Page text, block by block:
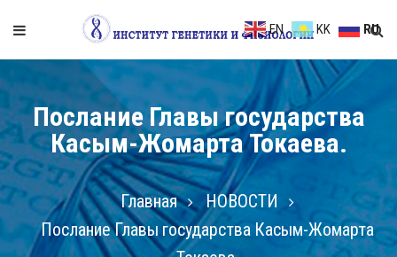
Послание Главы государства
Касым-Жомарта Токаева.
Главная
НОВОСТИ
Послание Главы государства Касым-Жомарта
EN KK RU